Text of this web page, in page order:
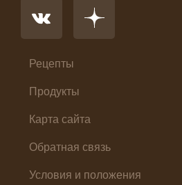
Холодные закуски
Рецепты
Продукты
Карта сайта
Обратная связь
Условия и положения